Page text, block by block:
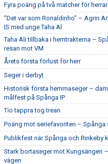
Fyra poäng på två matcher för
“Det var som Ronaldinho” – Agrin
IS med unge Taha Al
Taha Ali tillbaka i hemtrakterna –
resan mot VM
Årets första förlust för herr
Seger i derbyt
Historisk första hemmaseger –
målfest på Spånga IP
Tio tappra tog trean
Poäng mot seriefavoriten –
Publikfest när Spånga och Rinkeby
Stark bortaseger mot Kungsängen
vägen